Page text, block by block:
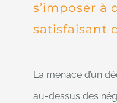
s’imposer à
satisfaisant
La menace d’un
au-dessus des